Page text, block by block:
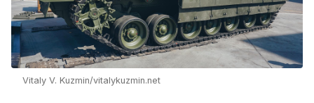
Vitaly V. Kuzmin/vitalykuzmin.net